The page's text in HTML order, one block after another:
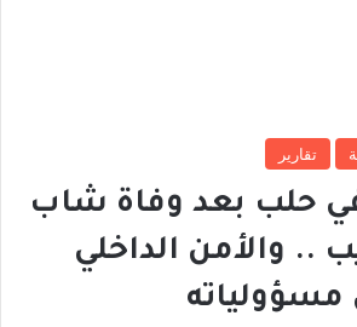
تقارير
حلب بعد وفاة شاب
.. والأمن الداخلي